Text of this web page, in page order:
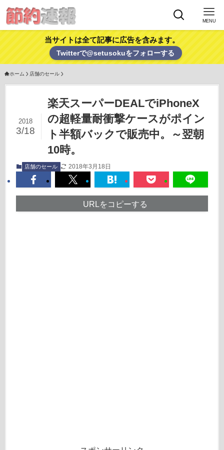
MENU
当サイトは全て記事に広告を含みます。
Twitterで@setusokuをフォローする
ホーム 店舗のセール
楽天スーパーDEALでiPhoneX
の超軽量耐衝撃ケースがポイン
ト半額バックで販売中。～翌朝
10時。
2018
3/18
店舗のセール 2018年3月18日
URLをコピーする